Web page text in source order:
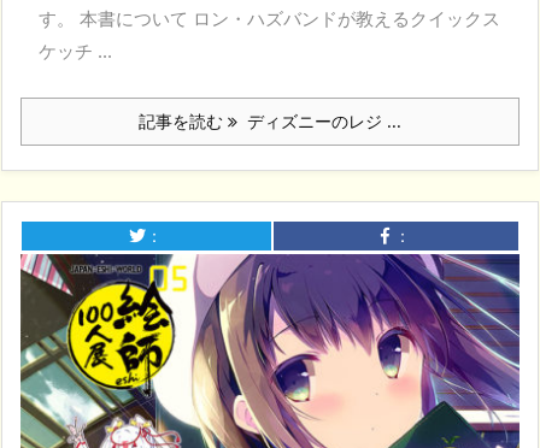
す。 本書について ロン・ハズバンドが教えるクイックス
ケッチ ...
記事を読む ディズニーのレジ ...
： ：